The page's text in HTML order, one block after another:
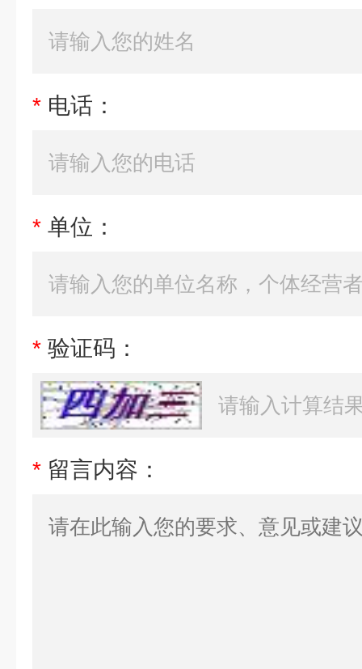
* 电话：
* 单位：
* 验证码：
* 留言内容：